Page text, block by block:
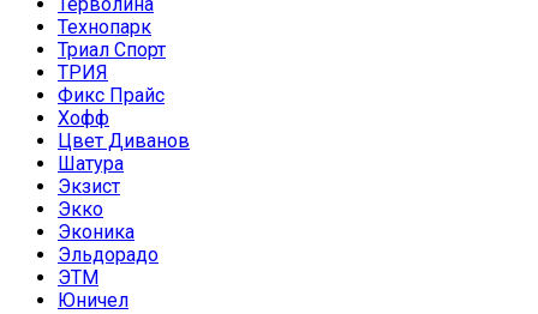
Технопарк
Триал Спорт
ТРИЯ
Фикс Прайс
Хофф
Цвет Диванов
Шатура
Экзист
Экко
Эконика
Эльдорадо
ЭТМ
Юничел